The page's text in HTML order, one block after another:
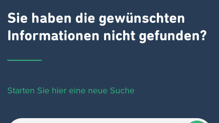
Sie haben die gewünschten
Informationen nicht gefunden?
Starten Sie hier eine neue Suche